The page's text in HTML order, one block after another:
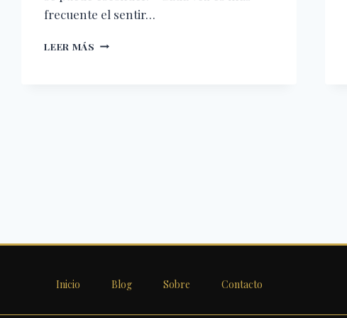
frecuente el sentir…
LEER MÁS SAL
Inicio Blog Sobre Contacto